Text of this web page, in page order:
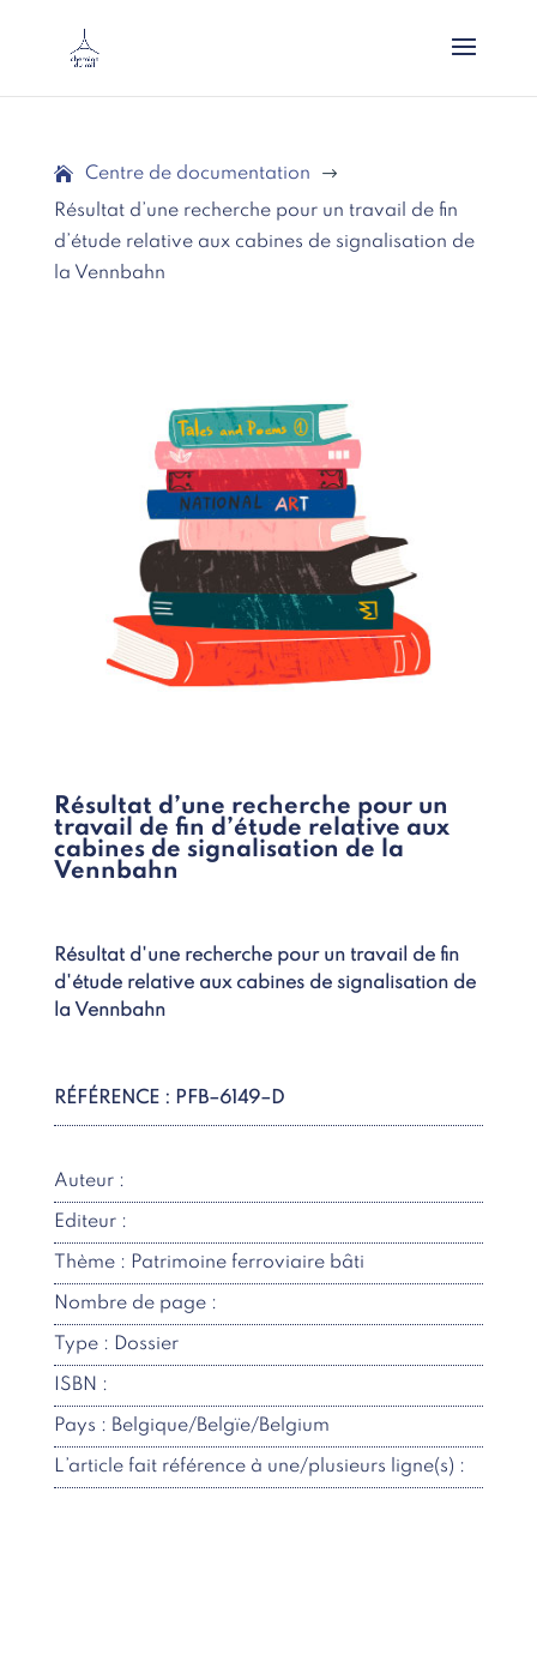
Centre de documentation
$
Résultat d’une recherche pour un travail de fin
d’étude relative aux cabines de signalisation de
la Vennbahn
Résultat d’une recherche pour un
travail de fin d’étude relative aux
cabines de signalisation de la
Vennbahn
Résultat d'une recherche pour un travail de fin
d'étude relative aux cabines de signalisation de
la Vennbahn
RÉFÉRENCE : PFB–6149–D
Auteur :
Editeur :
Thème : Patrimoine ferroviaire bâti
Nombre de page :
Type : Dossier
ISBN :
Pays : Belgique/Belgïe/Belgium
L’article fait référence à une/plusieurs ligne(s) :